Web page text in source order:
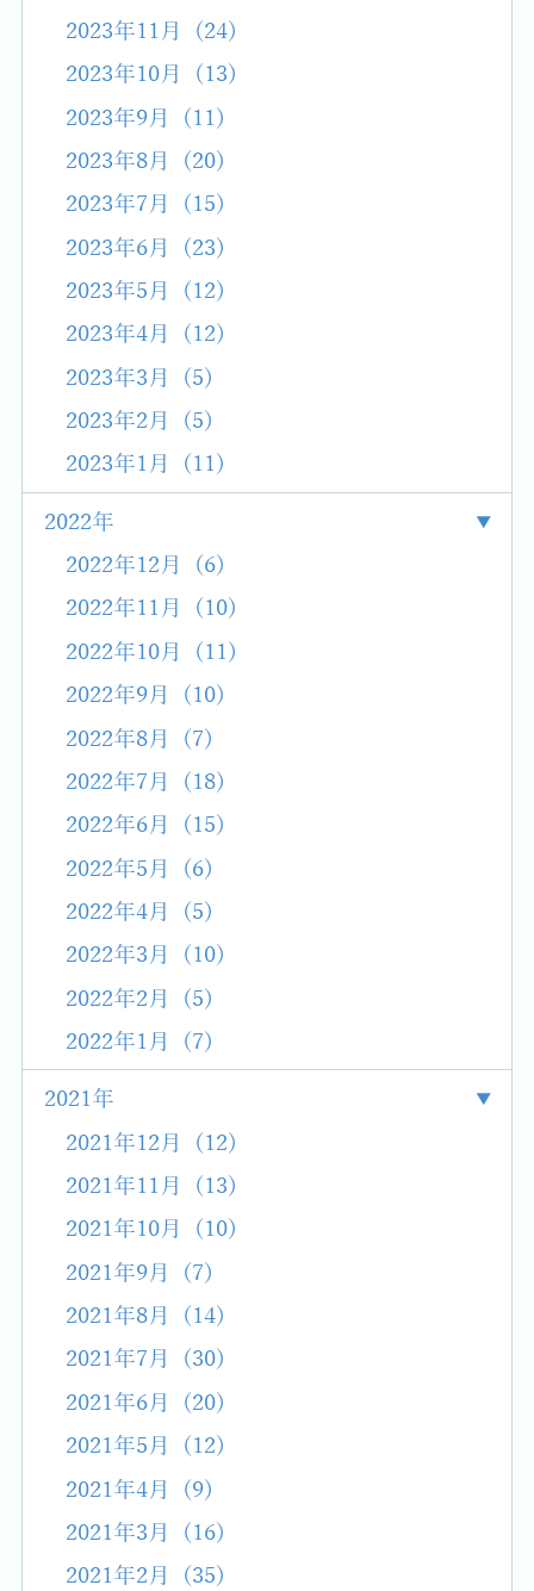
2023年11月 (24)
2023年10月 (13)
2023年9月 (11)
2023年8月 (20)
2023年7月 (15)
2023年6月 (23)
2023年5月 (12)
2023年4月 (12)
2023年3月 (5)
2023年2月 (5)
2023年1月 (11)
2022年
2022年12月 (6)
2022年11月 (10)
2022年10月 (11)
2022年9月 (10)
2022年8月 (7)
2022年7月 (18)
2022年6月 (15)
2022年5月 (6)
2022年4月 (5)
2022年3月 (10)
2022年2月 (5)
2022年1月 (7)
2021年
2021年12月 (12)
2021年11月 (13)
2021年10月 (10)
2021年9月 (7)
2021年8月 (14)
2021年7月 (30)
2021年6月 (20)
2021年5月 (12)
2021年4月 (9)
2021年3月 (16)
2021年2月 (35)